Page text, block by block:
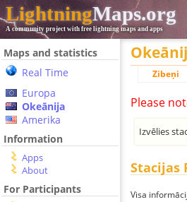
LightningMaps.org
A community project with free lightning maps and apps
Maps and statistics
Real Time
Europa
Okeānija
Amerika
Information
Apps
About
For Participants
Zibeņi
Please
Izvēlies
Stacijas
Visa